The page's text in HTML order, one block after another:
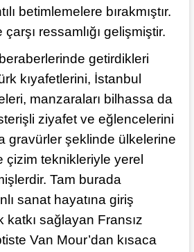
betimlemelere bırakmıştır.
ressamlığı gelişmiştir.
getirdikleri
kıyafetlerini, İstanbul
manzaraları bilhassa da
ziyafet ve eğlencelerini
gravürler şeklinde ülkelerine
çizim teknikleriyle yerel
Tam burada
sanat hayatına giriş
katkı sağlayan Fransız
Van Mour’dan kısaca